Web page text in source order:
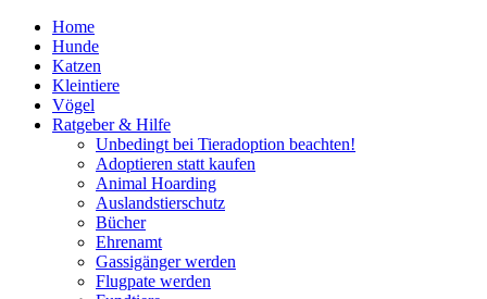
Home
Hunde
Katzen
Kleintiere
Vögel
Ratgeber & Hilfe
Unbedingt bei Tieradoption beachten!
Adoptieren statt kaufen
Animal Hoarding
Auslandstierschutz
Bücher
Ehrenamt
Gassigänger werden
Flugpate werden